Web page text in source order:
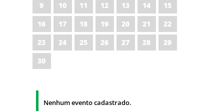
9
10 11 12 13 14
15
16
17 18 19 20 21
22
23
24 25 26 27 28
29
30
Nenhum evento cadastrado.